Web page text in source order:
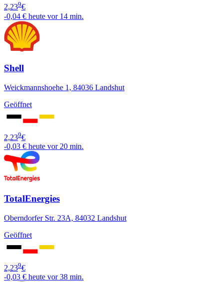
2,239€
-0,04 € heute vor 14 min.
Shell
Weickmannshoehe 1, 84036 Landshut
Geöffnet
2,239€
-0,03 € heute vor 20 min.
TotalEnergies
Oberndorfer Str. 23A, 84032 Landshut
Geöffnet
2,239€
-0,03 € heute vor 38 min.